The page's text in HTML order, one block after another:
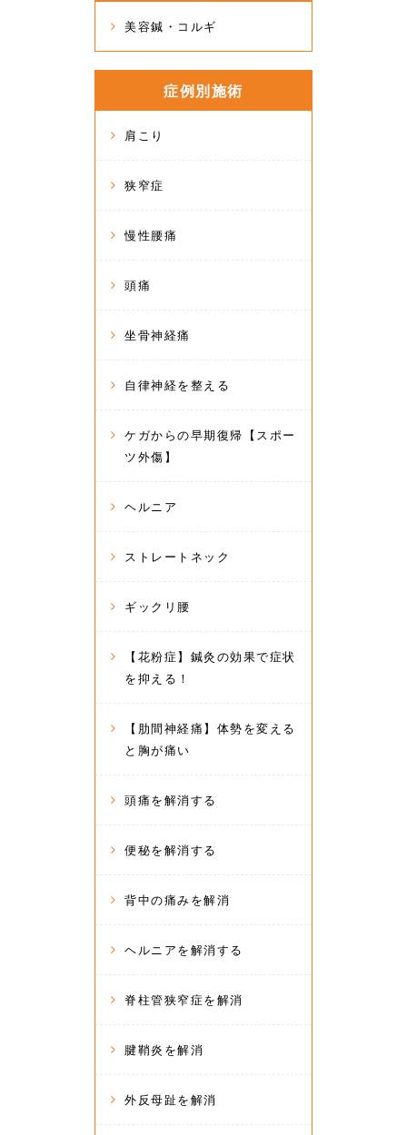
美容鍼・コルギ
症例別施術
肩こり
狭窄症
慢性腰痛
頭痛
坐骨神経痛
自律神経を整える
ケガからの早期復帰【スポー
ツ外傷】
ヘルニア
ストレートネック
ギックリ腰
【花粉症】鍼灸の効果で症状
を抑える！
【肋間神経痛】体勢を変える
と胸が痛い
頭痛を解消する
便秘を解消する
背中の痛みを解消
ヘルニアを解消する
脊柱管狭窄症を解消
腱鞘炎を解消
外反母趾を解消